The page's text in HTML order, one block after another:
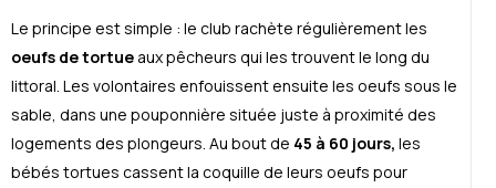
Le principe est simple : le club rachète régulièrement les
oeufs de tortue aux pêcheurs qui les trouvent le long du
littoral. Les volontaires enfouissent ensuite les oeufs sous le
sable, dans une pouponnière située juste à proximité des
logements des plongeurs. Au bout de 45 à 60 jours, les
bébés tortues cassent la coquille de leurs oeufs pour